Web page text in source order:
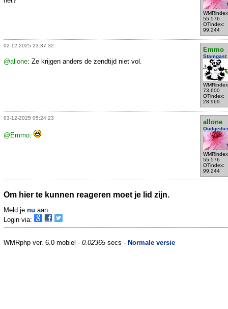
55.576
OTindex:
99.244
02-12-2025 23:37:32
Emmo
Stamgast
73.600
OTindex:
28.969
@allone: Ze krijgen anders de zendtijd niet vol.
03-12-2025 05:24:23
allone
55.576
OTindex:
99.244
@Emmo:
Om hier te kunnen reageren moet je lid zijn.
Meld je nu aan.
Login via:
WMRphp ver. 6.0 mobiel - 0.02365secs - Normale versie